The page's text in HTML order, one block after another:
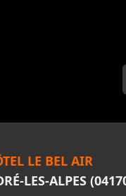
LE BEL AIR
LES-ALPES